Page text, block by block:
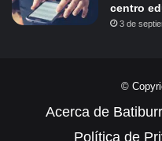
centro
3 de
©
Acerca de
Política de